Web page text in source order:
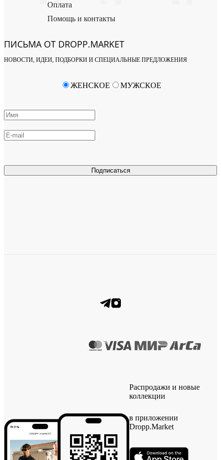
Оплата
Помощь и контакты
ПИСЬМА ОТ DROPP.MARKET
НОВОСТИ, ИДЕИ, ПОДБОРКИ И СПЕЦИАЛЬНЫЕ ПРЕДЛОЖЕНИЯ
Подписаться
ЖЕНСКОЕ МУЖСКОЕ
Распродажи и новые
коллекции
в приложении
Dropp.Market